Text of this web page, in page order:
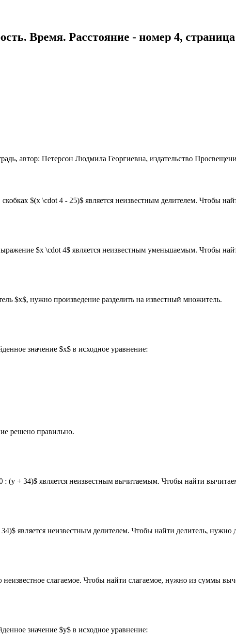
Время. Расстояние - номер 4,
$(x \cdot 4 - 25)$ является неизвестным делителем. Чтобы
$x \cdot 4$ является неизвестным уменьшаемым. Чтобы
$x$, нужно произведение разделить на известный множитель.
значение $x$ в исходное уравнение:
решено правильно.
(y + 34)$ является неизвестным вычитаемым. Чтобы найти
является неизвестным делителем. Чтобы найти делитель, нужно
слагаемое. Чтобы найти слагаемое, нужно из суммы
значение $y$ в исходное уравнение: